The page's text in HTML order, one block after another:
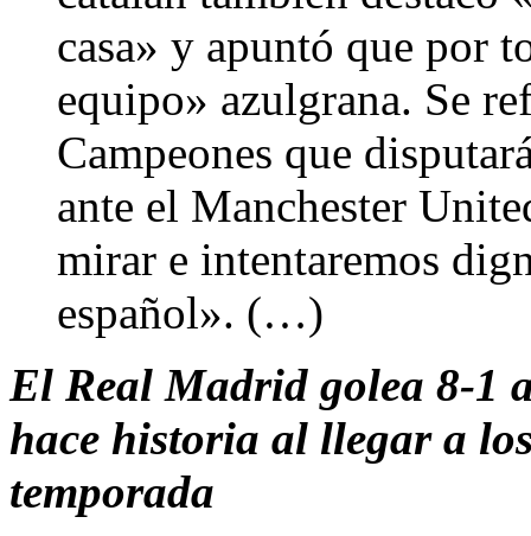
casa» y apuntó que por
equipo» azulgrana. Se
Campeones que
ante el Manchester
mirar e intentaremos
español». (…)
El Real Madrid golea 8-1
hace historia al llegar a
temporada